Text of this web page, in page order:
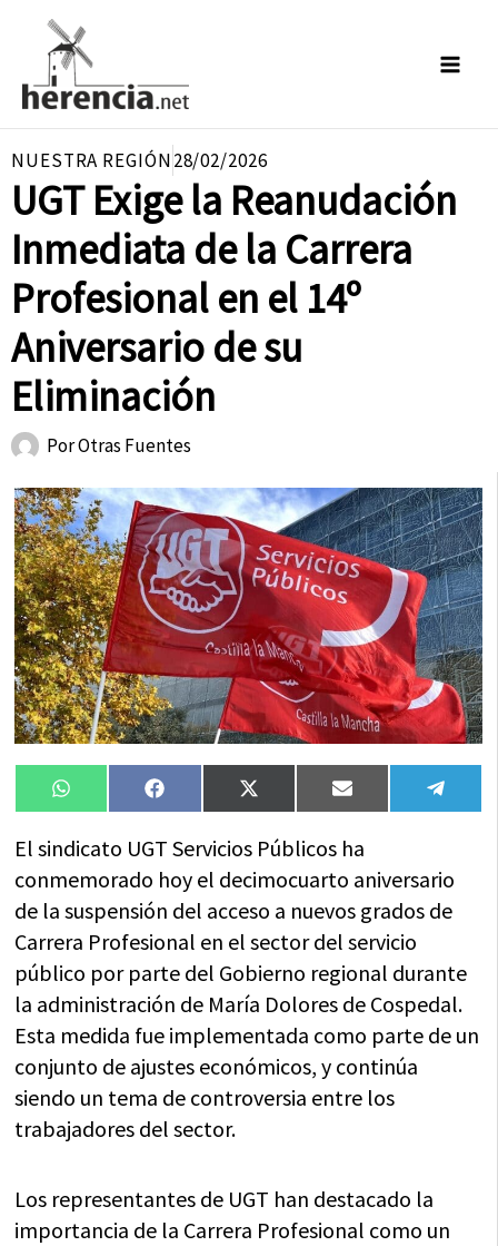
contenido
NUESTRA REGIÓN28/02/2026
UGT Exige la Reanudación
Inmediata de la Carrera
Profesional en el 14º
Aniversario de su
Eliminación
PorOtras Fuentes
Compartir
en
WhatsAppCompartir
en
FacebookCompartir
en
X
(Twitter)
Compartir
en
Email
en
El sindicato UGT Servicios Públicos ha
conmemorado hoy el decimocuarto aniversario
de la suspensión del acceso a nuevos grados de
Carrera Profesional en el sector del servicio
público por parte del Gobierno regional durante
la administración de María Dolores de Cospedal.
Esta medida fue implementada como parte de un
conjunto de ajustes económicos, y continúa
siendo un tema de controversia entre los
trabajadores del sector.
Los representantes de UGT han destacado la
importancia de la Carrera Profesional como un